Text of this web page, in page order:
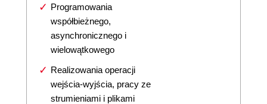
Programowania
współbieżnego,
asynchronicznego i
wielowątkowego
Realizowania operacji
wejścia-wyjścia, pracy ze
strumieniami i plikami